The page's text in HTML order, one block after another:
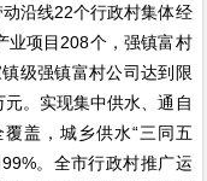
沿线22个行政村集体经
业项目208个，强镇富村
级强镇富村公司达到限
元。实现集中供水、通自
盖，城乡供水“三同五
。全市行政村推广运